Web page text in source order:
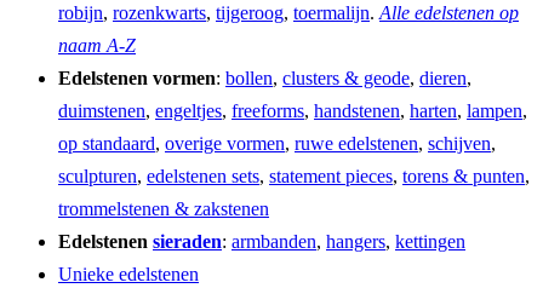
robijn, rozenkwarts, tijgeroog, toermalijn. Alle edelstenen op
naam A-Z
Edelstenen vormen: bollen, clusters & geode, dieren,
duimstenen, engeltjes, freeforms, handstenen, harten, lampen,
op standaard, overige vormen, ruwe edelstenen, schijven,
sculpturen, edelstenen sets, statement pieces, torens & punten,
trommelstenen & zakstenen
Edelstenen sieraden: armbanden, hangers, kettingen
Unieke edelstenen